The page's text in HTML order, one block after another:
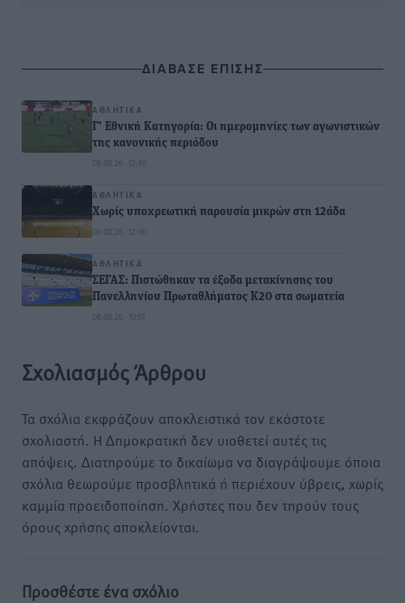
ΔΙΑΒΑΣΕ ΕΠΙΣΗΣ
ΑΘΛΗΤΙΚΆ
Γ’ Εθνική Κατηγορία: Οι ημερομηνίες των αγωνιστικών
της κανονικής περιόδου
08.08.26 · 12:40
ΑΘΛΗΤΙΚΆ
Χωρίς υποχρεωτική παρουσία μικρών στη 12άδα
08.08.26 · 12:00
ΑΘΛΗΤΙΚΆ
ΣΕΓΑΣ: Πιστώθηκαν τα έξοδα μετακίνησης του
Πανελληνίου Πρωταθλήματος Κ20 στα σωματεία
08.08.26 · 10:51
Σχολιασμός Άρθρου
Τα σχόλια εκφράζουν αποκλειστικά τον εκάστοτε
σχολιαστή. Η Δημοκρατική δεν υιοθετεί αυτές τις
απόψεις. Διατηρούμε το δικαίωμα να διαγράψουμε όποια
σχόλια θεωρούμε προσβλητικά ή περιέχουν ύβρεις, χωρίς
καμμία προειδοποίηση. Χρήστες που δεν τηρούν τους
όρους χρήσης αποκλείονται.
Προσθέστε ένα σχόλιο